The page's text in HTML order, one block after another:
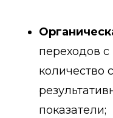
переходов с
количество
показатели;